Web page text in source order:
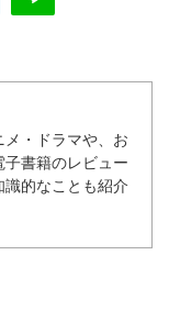
・ドラマや、お
書籍のレビュー
的なことも紹介